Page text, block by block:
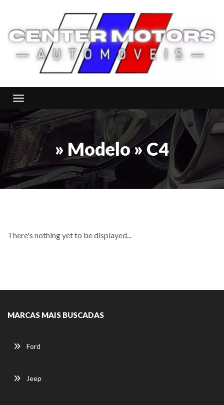
Toggle navigation
» Modelo » C4
There's nothing yet to be displayed...
MARCAS MAIS BUSCADAS
Ford
Jeep